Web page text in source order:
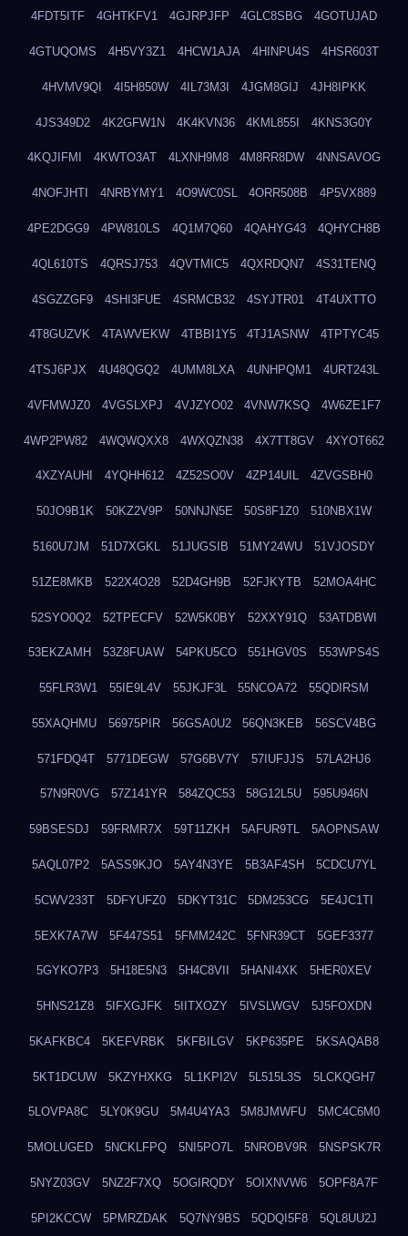
4FDT5ITF 4GHTKFV1 4GJRPJFP 4GLC8SBG 4GOTUJAD
4GTUQOMS 4H5VY3Z1 4HCW1AJA 4HINPU4S 4HSR603T
4HVMV9QI 4I5H850W 4IL73M3I 4JGM8GIJ 4JH8IPKK
4JS349D2 4K2GFW1N 4K4KVN36 4KML855I 4KNS3G0Y
4KQJIFMI 4KWTO3AT 4LXNH9M8 4M8RR8DW 4NNSAVOG
4NOFJHTI 4NRBYMY1 4O9WC0SL 4ORR508B 4P5VX889
4PE2DGG9 4PW810LS 4Q1M7Q60 4QAHYG43 4QHYCH8B
4QL610TS 4QRSJ753 4QVTMIC5 4QXRDQN7 4S31TENQ
4SGZZGF9 4SHI3FUE 4SRMCB32 4SYJTR01 4T4UXTTO
4T8GUZVK 4TAWVEKW 4TBBI1Y5 4TJ1ASNW 4TPTYC45
4TSJ6PJX 4U48QGQ2 4UMM8LXA 4UNHPQM1 4URT243L
4VFMWJZ0 4VGSLXPJ 4VJZYO02 4VNW7KSQ 4W6ZE1F7
4WP2PW82 4WQWQXX8 4WXQZN38 4X7TT8GV 4XYOT662
4XZYAUHI 4YQHH612 4Z52SO0V 4ZP14UIL 4ZVGSBH0
50JO9B1K 50KZ2V9P 50NNJN5E 50S8F1Z0 510NBX1W
5160U7JM 51D7XGKL 51JUGSIB 51MY24WU 51VJOSDY
51ZE8MKB 522X4O28 52D4GH9B 52FJKYTB 52MOA4HC
52SYO0Q2 52TPECFV 52W5K0BY 52XXY91Q 53ATDBWI
53EKZAMH 53Z8FUAW 54PKU5CO 551HGV0S 553WPS4S
55FLR3W1 55IE9L4V 55JKJF3L 55NCOA72 55QDIRSM
55XAQHMU 56975PIR 56GSA0U2 56QN3KEB 56SCV4BG
571FDQ4T 5771DEGW 57G6BV7Y 57IUFJJS 57LA2HJ6
57N9R0VG 57Z141YR 584ZQC53 58G12L5U 595U946N
59BSESDJ 59FRMR7X 59T11ZKH 5AFUR9TL 5AOPNSAW
5AQL07P2 5ASS9KJO 5AY4N3YE 5B3AF4SH 5CDCU7YL
5CWV233T 5DFYUFZ0 5DKYT31C 5DM253CG 5E4JC1TI
5EXK7A7W 5F447S51 5FMM242C 5FNR39CT 5GEF3377
5GYKO7P3 5H18E5N3 5H4C8VII 5HANI4XK 5HER0XEV
5HNS21Z8 5IFXGJFK 5IITXOZY 5IVSLWGV 5J5FOXDN
5KAFKBC4 5KEFVRBK 5KFBILGV 5KP635PE 5KSAQAB8
5KT1DCUW 5KZYHXKG 5L1KPI2V 5L515L3S 5LCKQGH7
5LOVPA8C 5LY0K9GU 5M4U4YA3 5M8JMWFU 5MC4C6M0
5MOLUGED 5NCKLFPQ 5NI5PO7L 5NROBV9R 5NSPSK7R
5NYZ03GV 5NZ2F7XQ 5OGIRQDY 5OIXNVW6 5OPF8A7F
5PI2KCCW 5PMRZDAK 5Q7NY9BS 5QDQI5F8 5QL8UU2J